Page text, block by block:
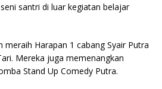
santri di luar kegiatan belajar
meraih Harapan 1 cabang Syair Putra
Mereka juga memenangkan
Stand Up Comedy Putra.